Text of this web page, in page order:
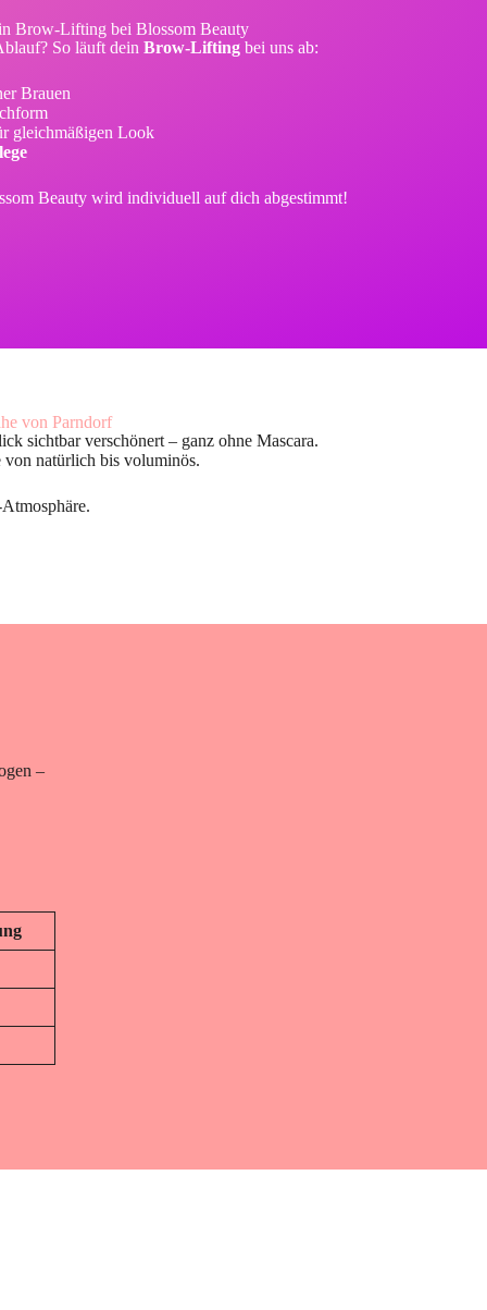
Brow-Lifting bei Blossom Beauty
So läuft dein Brow-Liftingbei uns ab:
Brauen
gleichmäßigen Look
Beauty wird individuell auf dich abgestimmt!
von Parndorf
sichtbar verschönert – ganz ohne Mascara.
natürlich bis voluminös.
–